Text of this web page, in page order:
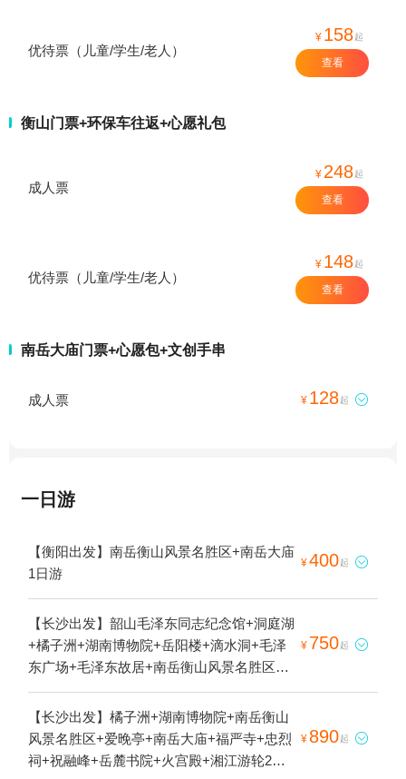
优待票（儿童/学生/老人）
¥ 158起
查看
衡山门票+环保车往返+心愿礼包
成人票
¥ 248起
查看
优待票（儿童/学生/老人）
¥ 148起
查看
南岳大庙门票+心愿包+文创手串
成人票 ¥ 128起 
一日游
【衡阳出发】南岳衡山风景名胜区+南岳大庙
1日游
¥400起 
【长沙出发】韶山毛泽东同志纪念馆+洞庭湖
+橘子洲+湖南博物院+岳阳楼+滴水洞+毛泽
东广场+毛泽东故居+南岳衡山风景名胜区
+爱晚亭+南岳大庙+福严寺+忠烈祠+毛泽东
读私塾旧址+祝融峰+屈子文化园+岳麓书院
+火宫殿+湘江游轮+坡子街牌坊+屈子文化园
+湘江游轮(岳麓山码头)4日游
¥ 750起 
【长沙出发】橘子洲+湖南博物院+南岳衡山
风景名胜区+爱晚亭+南岳大庙+福严寺+忠烈
祠+祝融峰+岳麓书院+火宫殿+湘江游轮2日
¥ 890起 